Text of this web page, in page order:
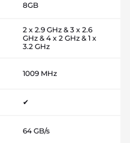
8GB
2 x 2.9 GHz & 3 x 2.6
GHz & 4 x 2 GHz & 1 x
3.2 GHz
1009 MHz
✔
64 GB/s